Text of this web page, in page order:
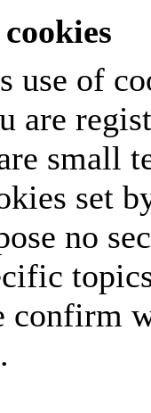
use of
are
small
set
no
confirm